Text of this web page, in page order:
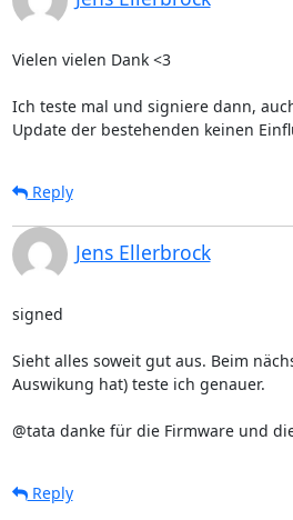
Vielen vielen Dank <3
Ich teste mal und signiere dann,
Update der bestehenden keinen
Reply
Jens Ellerbrock
signed
Sieht alles soweit gut aus. Beim
Auswikung hat) teste ich genauer.
@tata danke für die Firmware und
Reply